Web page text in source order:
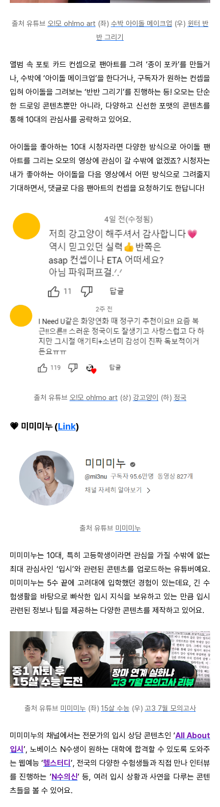
출처 유튜브 오!모 oh!mo art (좌) 수박 아이돌 메이크업 (우) 윈터 반
반 그리기
앨범 속 포토 카드 컨셉으로 팬아트를 그려 ‘종이 포카’를 만들거
나, 수박에 ‘아이돌 메이크업’을 한다거나, 구독자가 원하는 컨셉을
입혀 아이돌을 그려보는 ‘반반 그리기’를 진행하는 등! 오모는 단순
한 드로잉 콘텐츠뿐만 아니라, 다양하고 신선한 포맷의 콘텐츠를
통해 10대의 관심사를 공략하고 있어요.
아이돌을 좋아하는 10대 시청자라면 다양한 방식으로 아이돌 팬
아트를 그리는 오모의 영상에 관심이 갈 수밖에 없겠죠? 시청자는
내가 좋아하는 아이돌을 다음 영상에서 어떤 방식으로 그려줄지
기대하면서, 댓글로 다음 팬아트의 컨셉을 요청하기도 한답니다!
출처 유튜브 오!모 oh!mo art (상) 강고양이 (하) 정국
💗 미미미누 (Link)
출처 유튜브 미미미누
미미미누는 10대, 특히 고등학생이라면 관심을 가질 수밖에 없는
최대 관심사인 ‘입시’와 관련된 콘텐츠를 업로드하는 유튜버예요.
미미미누는 5수 끝에 고려대에 입학했던 경험이 있는데요, 긴 수
험생활을 바탕으로 빠삭한 입시 지식을 보유하고 있는 만큼 입시
관련된 정보나 팁을 제공하는 다양한 콘텐츠를 제작하고 있어요.
출처 유튜브 미미미누 (좌) 15살 수능 (우) 고3 7월 모의고사
미미미누의 채널에서는 전문가의 입시 상담 콘텐츠인 ‘All About
입시 ’, 노베이스 N수생이 원하는 대학에 합격할 수 있도록 도와주
는 웹예능 ‘헬스터디 ’, 전국의 다양한 수험생들과 직접 만나 인터뷰
를 진행하는 ‘N수의신’ 등, 여러 입시 상황과 사연을 다루는 콘텐
츠들을 볼 수 있어요.